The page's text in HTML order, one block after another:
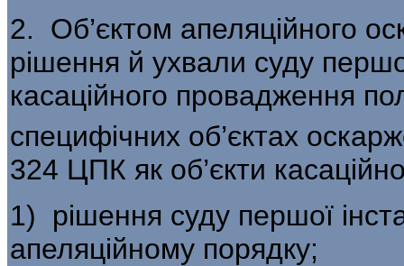
2. Об’єктом апеляційного
рішення й ухвали суду
касаційного провадження
специфічних об’єктах
324 ЦПК як об’єкти
1) рішення суду першої
апеляційному порядку;